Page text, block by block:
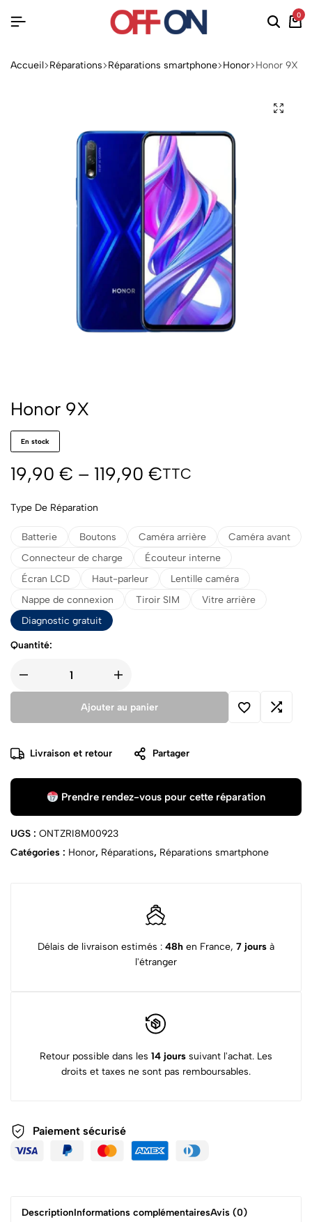
0
Accueil Réparations Réparations smartphone Honor Honor 9X
Honor 9X
En stock
19,90 € – 119,90 €TTC
Type De Réparation
Batterie Boutons Caméra arrière
Caméra avant
Connecteur de charge
Écouteur interne
Écran LCD
Haut-parleur
Lentille caméra
Nappe de connexion
Tiroir SIM
Vitre arrière
Diagnostic gratuit
Quantité:
Ajouter au panier
Livraison et retour Partager
Prendre rendez-vous pour cette réparation
UGS : ONTZRI8M00923
Catégories : Honor, Réparations, Réparations smartphone
Délais de livraison estimés : 48h en France, 7 jours à
l'étranger
Retour possible dans les 14 jours suivant l'achat. Les
droits et taxes ne sont pas remboursables.
Paiement sécurisé
DescriptionInformations complémentairesAvis (0)